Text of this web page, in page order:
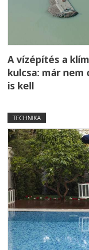
A vízépítés a
kulcsa: már
is kell
TECHNIKA